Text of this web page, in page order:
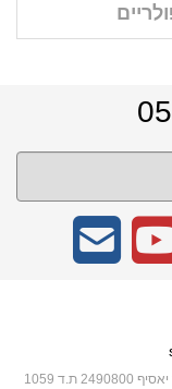
ת.ד 1059